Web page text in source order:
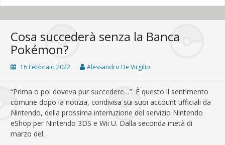
Cosa succederà senza la Banca
Pokémon?
16 Febbraio 2022 Alessandro De Virgilio
“Prima o poi doveva pur succedere…”. È questo il sentimento
comune dopo la notizia, condivisa sui suoi account ufficiali da
Nintendo, della prossima interruzione del servizio Nintendo
eShop per Nintendo 3DS e Wii U. Dalla seconda metà di
marzo del…